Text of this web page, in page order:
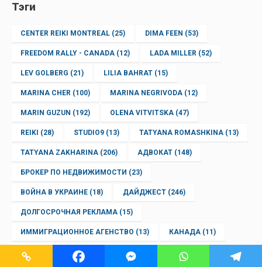
Тэги
CENTER REIKI MONTREAL (25) DIMA FEEN (53)
FREEDOM RALLY - CANADA (12) LADA MILLER (52)
LEV GOLBERG (21) LILIA BAHRAT (15)
MARINA CHER (100) MARINA NEGRIVODA (12)
MARIN GUZUN (192) OLENA VITVITSKA (47)
REIKI (28) STUDIO9 (13) TATYANA ROMASHKINA (13)
TATYANA ZAKHARINA (206) АДВОКАТ (148)
БРОКЕР ПО НЕДВИЖИМОСТИ (23)
ВОЙНА В УКРАИНЕ (18) ДАЙДЖЕСТ (246)
ДОЛГОСРОЧНАЯ РЕКЛАМА (15)
ИММИГРАЦИОННОЕ АГЕНСТВО (13) КАНАДА (11)
КВЕБЕК МАША ДОЛИНИНА